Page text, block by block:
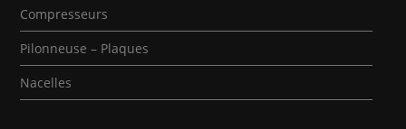
Compresseurs
Pilonneuse – Plaques
Nacelles